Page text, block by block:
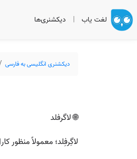
لغت یاب | دیکشنری‌ها
دیکشنری انگلیسی به فارسی
🌐 لاگرفلد
لاگِرفِلد؛ معمولاً منظور